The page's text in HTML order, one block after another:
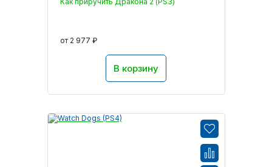
от 2 977 ₽
В корзину